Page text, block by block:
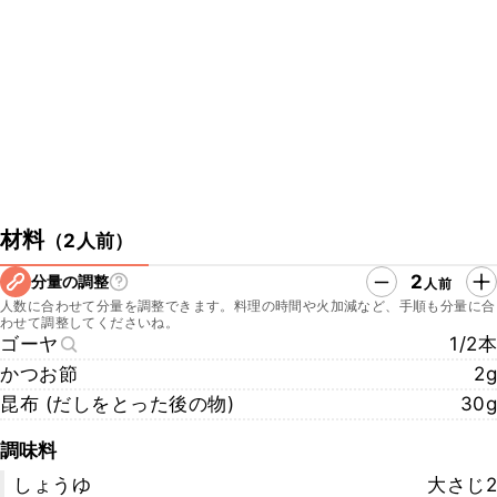
材料（2人前）
分量の調整 2 人前
人数に合わせて分量を調整できます。料理の時間や火加減など、手順も分量に合
わせて調整してくださいね。
ゴーヤ
1/2本
かつお節
2g
昆布 (だしをとった後の物)
30g
調味料
しょうゆ
大さじ2